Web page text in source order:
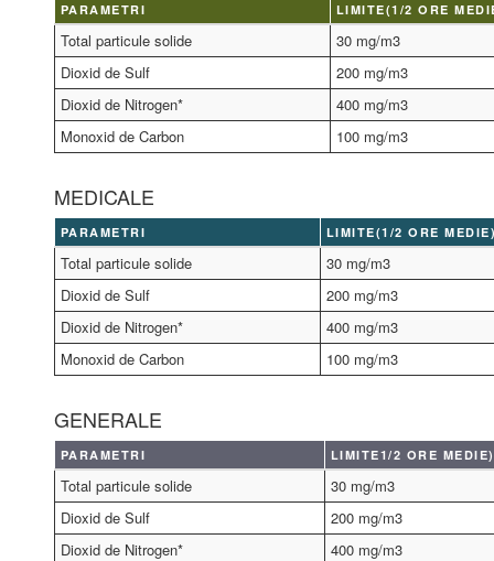
PARAMETRI LIMITE(1/2 ORE
Total particule solide
30 mg/m3
Dioxid de Sulf
200 mg/m3
Dioxid de Nitrogen*
400 mg/m3
Monoxid de Carbon
100 mg/m3
MEDICALE
PARAMETRI LIMITE(1/2 ORE
Total particule solide
30 mg/m3
Dioxid de Sulf
200 mg/m3
Dioxid de Nitrogen*
400 mg/m3
Monoxid de Carbon
100 mg/m3
GENERALE
PARAMETRI LIMITE1/2 ORE MEDIE)
Total particule solide
30 mg/m3
Dioxid de Sulf
200 mg/m3
Dioxid de Nitrogen*
400 mg/m3